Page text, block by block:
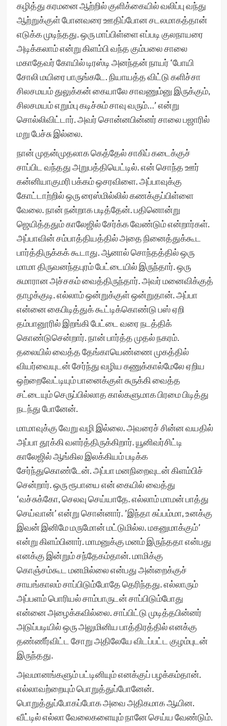
கழித்து கரமனை ஆற்றில் குளிக்கையில் வலிப்பு வந்து
ஆற்றுக்குள் போனவரை ஊதிப்போன சடலமாகத்தான்
எடுக்க முடிந்தது. ஒரு மாப்பிள்ளை எப்படி குலநாயரை
அடிக்கலாம் என்று கிளம்பி வந்த கும்பலை சாலை
மகாதேவர் கோயில் டிரஸ்டி அனந்தன் நாயர் ‘போயி
சோலி மயிரை பாருங்கடே. நியாயத்த விட்டு களிச்சா
சிலசமயம் துலுக்கன் கையாலே சாவணும்னு இருக்கும்,
சிலசமயம் எறும்பு கடிச்சும் சாவு வரும்…’ என்று
சொல்லிவிட்டார். அவர் சொன்னபின்னர் சாலை பஜாரில்
மறு பேச்சு இல்லை.
நான் முதன்முதலாக கெத்தேல் சாகிப் கடைக்குச்
சாப்பிட வந்தது அறுபத்தியெட்டில். என் சொந்த ஊர்
கன்னியாகுமரி பக்கம் ஒசரவிளை. அப்பாவுக்கு
கோட்டாற்றில் ஒரு ரைஸ்மில்லில் கணக்குப்பிள்ளை
வேலை. நான் நன்றாக படித்தேன். பதினொன்று
ஜெயித்ததும் காலேஜில் சேர்க்க வேண்டும் என்றார்கள்.
அப்பாவின் சம்பாத்தியத்தில் அதை நினைத்துக்கூட
பார்த்திருக்கக் கூடாது. ஆனால் சொந்தத்தில் ஒரு
மாமா திருவனந்தபுரம் பேட்டையில் இருந்தார். ஒரு
சுமாரான அச்சகம் வைத்திருந்தார். அவர் மனைவிக்குத்
தாழக்குடி. எல்லாம் ஒன்றுக்குள் ஒன்றுதான். அப்பா
என்னை கைபிடித்துக் கூட்டிக்கொண்டு பஸ் ஏறி
தம்பானூரில் இறங்கி பேட்டை வரை நடத்திக்
கொண்டுசென்றார். நான் பார்த்த முதல் நகரம்.
தலையில் வைத்த தேங்காயெண்ணை முகத்தில்
வியர்வையுடன் சேர்ந்து வழிய கணுக்கால்மேலே ஏறிய
ஒற்றைவேட்டியும் பானைக்குள் சுருக்கி வைத்த
சட்டையும் செருப்பில்லாத கால்களுமாக பிரமை பிடித்து
நடந்து போனேன்.
மாமாவுக்கு வேறு வழி இல்லை. அவரைச் சின்ன வயதில்
அப்பா தூக்கி வளர்த்திருக்கிறார். யூனிவர்சிட்டி
காலேஜில் ஆங்கில இலக்கியம் படிக்க
சேர்ந்துகொண்டேன். அப்பா மனநிறைவுடன் கிளம்பிச்
சென்றார். ஒரு ரூபாயை என் கையில் வைத்து
‘வச்சுக்கோ, செலவு செய்யாதே. எல்லாம் மாமன் பாத்து
செய்வான்’ என்று சொன்னார். ’இந்தா சுப்பம்மா, உனக்கு
இவன் இனிமே மருமோன் மட்டுமில்ல. மகனுமாக்கும்’
என்று கிளம்பினார். மாமனுக்கு மனம் இருந்ததா என்பது
எனக்கு இன்றும் சந்தேகம்தான். மாமிக்கு
கொஞ்சம்கூட மனமில்லை என்பது அன்றைக்குச்
சாயங்காலம் சாப்பிடும்போதே தெரிந்தது. எல்லாரும்
அப்பளம் பொரியல் சாம்பாருடன் சாப்பிடும்போது
என்னை அழைக்கவில்லை. சாப்பிட்டு முடித்தபின்னர்
அடுப்படியில் ஒரு அலுமினிய பாத்திரத்தில் எனக்கு
தண்ணீர்விட்ட சோறு அதிலேயே விடப்பட்ட குழம்புடன்
இருந்தது.
அவமானங்களும் பட்டினியும் எனக்குப் பழக்கம்தான்.
எல்லாவற்றையும் பொறுத்துப்போனேன்.
பொறுத்துப்போகப்போக அவை அதிகமாக ஆயின.
வீட்டில் எல்லா வேலைகளையும் நானே செய்ய வேண்டும்.